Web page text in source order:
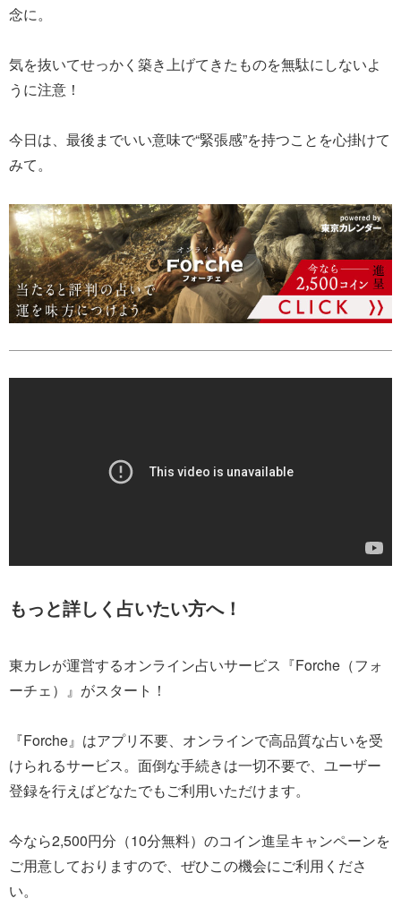
念に。
気を抜いてせっかく築き上げてきたものを無駄にしないよ
うに注意！
今日は、最後までいい意味で“緊張感”を持つことを心掛けて
みて。
もっと詳しく占いたい方へ！
東カレが運営するオンライン占いサービス『Forche（フォ
ーチェ）』がスタート！
『Forche』はアプリ不要、オンラインで高品質な占いを受
けられるサービス。面倒な手続きは一切不要で、ユーザー
登録を行えばどなたでもご利用いただけます。
今なら2,500円分（10分無料）のコイン進呈キャンペーンを
ご用意しておりますので、ぜひこの機会にご利用くださ
い。